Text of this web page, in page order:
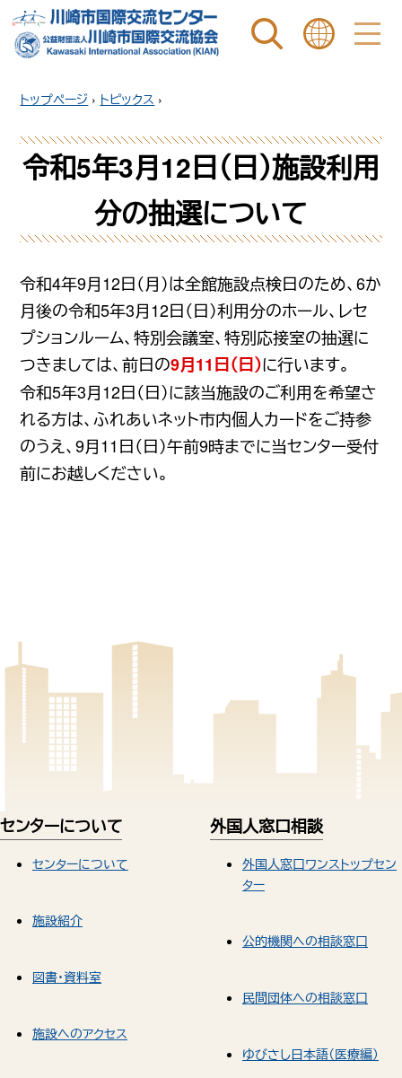
ページ内を検索
ことば
トップページ › トピックス ›
令和5年3月12日（日）施設利用
分の抽選について
令和4年9月12日（月）は全館施設点検日のため、6か
月後の令和5年3月12日（日）利用分のホール、レセ
プションルーム、特別会議室、特別応接室の抽選に
つきましては、前日の9月11日（日）に行います。
令和5年3月12日（日）に該当施設のご利用を希望さ
れる方は、ふれあいネット市内個人カードをご持参
のうえ、9月11日（日）午前9時までに当センター受付
前にお越しください。
センターについて
センターについて
施設紹介
図書・資料室
施設へのアクセス
外国人窓口相談
外国人窓口ワンストップセン
ター
公的機関への相談窓口
民間団体への相談窓口
ゆびさし日本語（医療編）